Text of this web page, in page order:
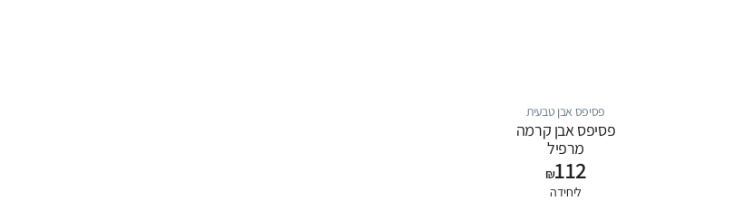
פסיפס אבן טבעית
פסיפס אבן קרמה
מרפיל
₪112
ליחידה